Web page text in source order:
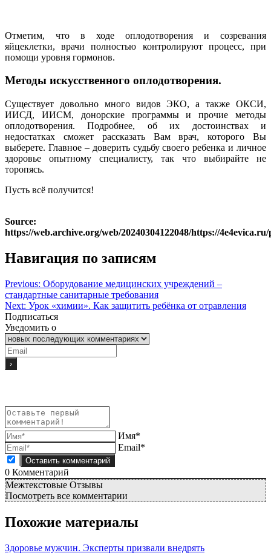
Отметим, что в ходе оплодотворения и созревания
яйцеклетки, врачи полностью контролируют процесс, при
помощи уровня гормонов.
Методы искусственного оплодотворения.
Существует довольно много видов ЭКО, а также ОКСИ,
ИИСД, ИИСМ, донорские программы и прочие методы
оплодотворения. Подробнее, об их достоинствах и
недостатках сможет рассказать Вам врач, которого Вы
выберете. Главное – доверить судьбу своего ребенка и личное
здоровье опытному специалисту, так что выбирайте не
торопясь.
Пусть всё получится!
Source:
https://web.archive.org/web/20240304122048/https://4e4evica.ru/
Навигация по записям
Previous: Оборудование медицинских учреждений –
стандартные санитарные требования
Next: Урок «химии». Как защитить ребёнка от отравления
Подписаться
Уведомить о
Имя*
Email*
0 Комментарий
Межтекстовые Отзывы
Посмотреть все комментарии
Похожие материалы
Здоровье мужчин. Эксперты призвали внедрять